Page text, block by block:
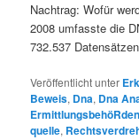
Nachtrag: Wofür
2008 umfasste die
732.537
Veröffentlicht unter
Beweis, Dna, Dna
ErmittlungsbehöRden
quelle,